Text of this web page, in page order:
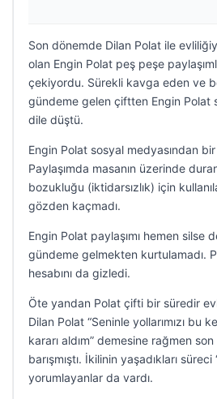
Son dönemde Dilan Polat ile
olan Engin Polat peş peşe
çekiyordu. Sürekli kavga eden ve
gündeme gelen çiftten Engin Polat
dile düştü.
Engin Polat sosyal medyasından bir
Paylaşımda masanın üzerinde
bozukluğu (iktidarsızlık) için
gözden kaçmadı.
Engin Polat paylaşımı hemen silse
gündeme gelmekten kurtulamadı.
hesabını da gizledi.
Öte yandan Polat çifti bir süredir
Dilan Polat “Seninle yollarımızı bu
kararı aldım” demesine rağmen
barışmıştı. İkilinin yaşadıkları süreci
yorumlayanlar da vardı.